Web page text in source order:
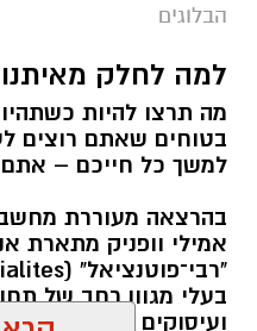
הבלוגים
למה לחלק מאיתנו
מה תרצו להיות
בטוחים שאתם רוצים
למשך כל חייכם –
בהרצאה מעוררת
אמילי וופניק מתארת
בעלי מגוון רחב של
ועיסוקים שונים